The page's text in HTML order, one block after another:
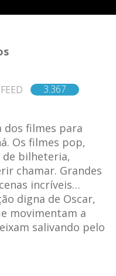
3.367
dos filmes para
Os filmes pop,
de bilheteria,
chamar. Grandes
incríveis…
digna de Oscar,
movimentam a
salivando pelo